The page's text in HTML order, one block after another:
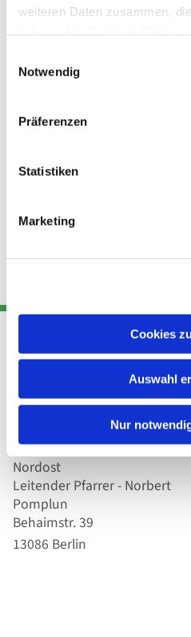
weiteren Daten zusammen,
Notwendig
Präferenzen
Statistiken
Marketing
Cookies
Auswahl
Nur
Katholische
Kirchengemeinde Pfarrei
Hl. Theresa von Avila Berlin
Nordost
Leitender Pfarrer - Norbert
Pomplun
Behaimstr. 39
13086 Berlin